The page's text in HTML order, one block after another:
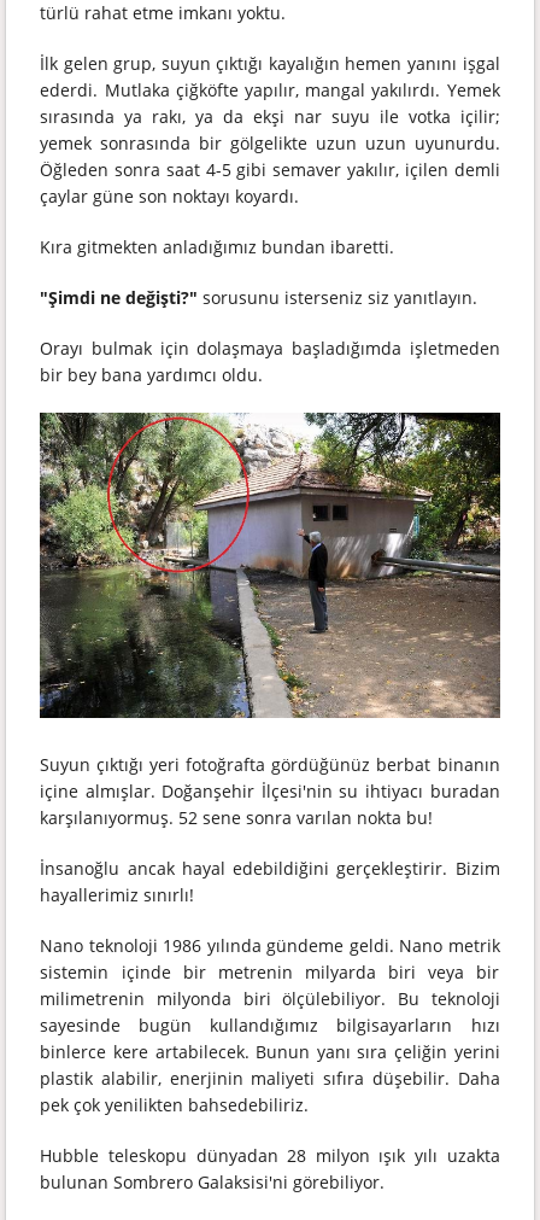
türlü rahat etme imkanı yoktu.
İlk gelen grup, suyun çıktığı kayalığın hemen yanını işgal
ederdi. Mutlaka çiğköfte yapılır, mangal yakılırdı. Yemek
sırasında ya rakı, ya da ekşi nar suyu ile votka içilir;
yemek sonrasında bir gölgelikte uzun uzun uyunurdu.
Öğleden sonra saat 4-5 gibi semaver yakılır, içilen demli
çaylar güne son noktayı koyardı.
Kıra gitmekten anladığımız bundan ibaretti.
"Şimdi ne değişti?" sorusunu isterseniz siz yanıtlayın.
Orayı bulmak için dolaşmaya başladığımda işletmeden
bir bey bana yardımcı oldu.
Suyun çıktığı yeri fotoğrafta gördüğünüz berbat binanın
içine almışlar. Doğanşehir İlçesi'nin su ihtiyacı buradan
karşılanıyormuş. 52 sene sonra varılan nokta bu!
İnsanoğlu ancak hayal edebildiğini gerçekleştirir. Bizim
hayallerimiz sınırlı!
Nano teknoloji 1986 yılında gündeme geldi. Nano metrik
sistemin içinde bir metrenin milyarda biri veya bir
milimetrenin milyonda biri ölçülebiliyor. Bu teknoloji
sayesinde bugün kullandığımız bilgisayarların hızı
binlerce kere artabilecek. Bunun yanı sıra çeliğin yerini
plastik alabilir, enerjinin maliyeti sıfıra düşebilir. Daha
pek çok yenilikten bahsedebiliriz.
Hubble teleskopu dünyadan 28 milyon ışık yılı uzakta
bulunan Sombrero Galaksisi'ni görebiliyor.